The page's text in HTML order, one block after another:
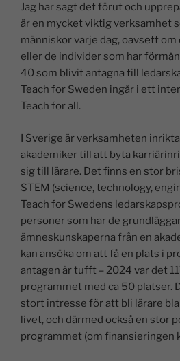
Jag har sagt det förut och
är en mycket viktig verksamhet
människor varje dag, oavsett om
eller de individer som har
40 som blivit antagna till
Teach for Sweden ingår i ett
Teach for all.
I Sverige är verksamheten
akademiker till att byta
sig till lärare. Det finns en stor
STEM (science, technology,
Teach for Swedens
personer som har de
ämneskunskaperna från en
kan ansöka om att få en plats i
antagen är tufft – 2024 var det
programmet med ca 50 platser.
stort intresse för att bli lärare
livet, och därmed också en stor
programmet (om finansieringen